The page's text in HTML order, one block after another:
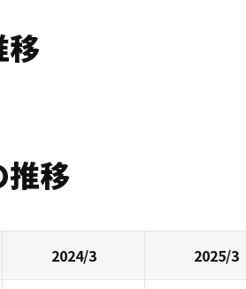
移
推移
2024/3 2025/3